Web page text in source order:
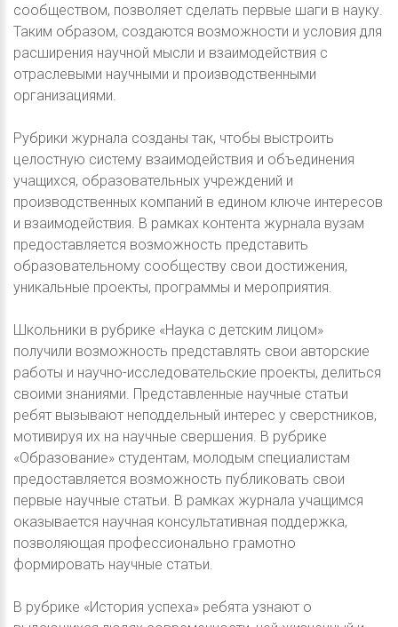
сообществом, позволяет сделать первые шаги в науку.
Таким образом, создаются возможности и условия для
расширения научной мысли и взаимодействия с
отраслевыми научными и производственными
организациями.
Рубрики журнала созданы так, чтобы выстроить
целостную систему взаимодействия и объединения
учащихся, образовательных учреждений и
производственных компаний в едином ключе интересов
и взаимодействия. В рамках контента журнала вузам
предоставляется возможность представить
образовательному сообществу свои достижения,
уникальные проекты, программы и мероприятия.
Школьники в рубрике «Наука с детским лицом»
получили возможность представлять свои авторские
работы и научно-исследовательские проекты, делиться
своими знаниями. Представленные научные статьи
ребят вызывают неподдельный интерес у сверстников,
мотивируя их на научные свершения. В рубрике
«Образование» студентам, молодым специалистам
предоставляется возможность публиковать свои
первые научные статьи. В рамках журнала учащимся
оказывается научная консультативная поддержка,
позволяющая профессионально грамотно
формировать научные статьи.
В рубрике «История успеха» ребята узнают о